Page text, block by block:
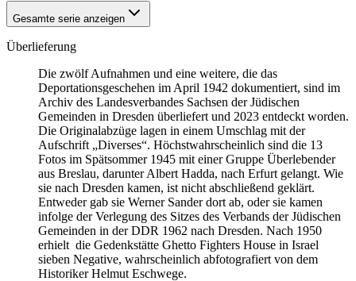
Gesamte serie anzeigen
Überlieferung
Die zwölf Aufnahmen und eine weitere, die das
Deportationsgeschehen im April 1942 dokumentiert, sind im
Archiv des Landesverbandes Sachsen der Jüdischen
Gemeinden in Dresden überliefert und 2023 entdeckt worden.
Die Originalabzüge lagen in einem Umschlag mit der
Aufschrift „Diverses“. Höchstwahrscheinlich sind die 13
Fotos im Spätsommer 1945 mit einer Gruppe Überlebender
aus Breslau, darunter Albert Hadda, nach Erfurt gelangt. Wie
sie nach Dresden kamen, ist nicht abschließend geklärt.
Entweder gab sie Werner Sander dort ab, oder sie kamen
infolge der Verlegung des Sitzes des Verbands der Jüdischen
Gemeinden in der DDR 1962 nach Dresden. Nach 1950
erhielt die Gedenkstätte Ghetto Fighters House in Israel
sieben Negative, wahrscheinlich abfotografiert von dem
Historiker Helmut Eschwege.